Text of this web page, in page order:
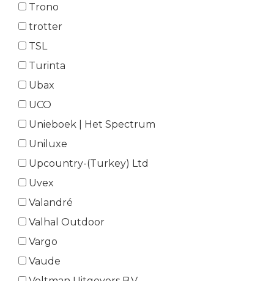
Trono
trotter
TSL
Turinta
Ubax
UCO
Unieboek | Het Spectrum
Uniluxe
Upcountry-(Turkey) Ltd
Uvex
Valandré
Valhal Outdoor
Vargo
Vaude